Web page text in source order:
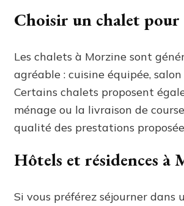
Choisir un chalet pour
Les chalets à Morzine sont
agréable : cuisine équipée,
Certains chalets proposent
ménage ou la livraison de
qualité des prestations
Hôtels et résidences à
Si vous préférez séjourner dans